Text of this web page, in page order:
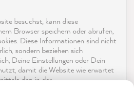
besuchst, kann diese
Browser speichern oder abrufen,
Diese Informationen sind nicht
sondern beziehen sich
Deine Einstellungen oder Dein
damit die Website wie erwartet
den in der
reviews-io